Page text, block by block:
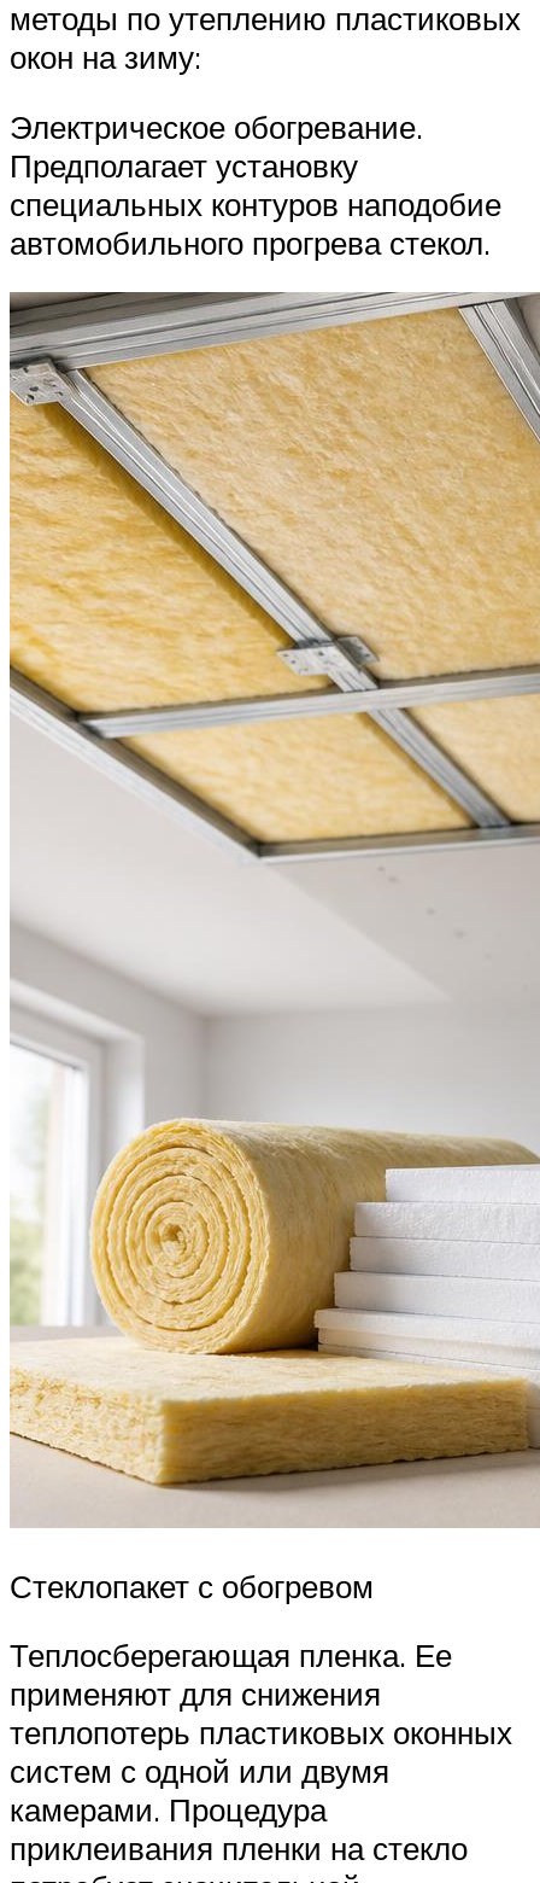
методы по утеплению пластиковых
окон на зиму:
Электрическое обогревание.
Предполагает установку
специальных контуров наподобие
автомобильного прогрева стекол.
Стеклопакет с обогревом
Теплосберегающая пленка. Ее
применяют для снижения
теплопотерь пластиковых оконных
систем с одной или двумя
камерами. Процедура
приклеивания пленки на стекло